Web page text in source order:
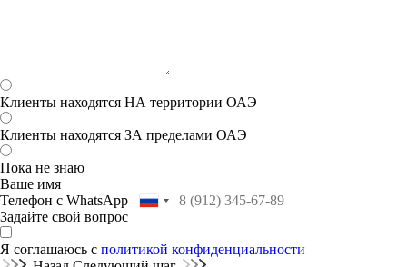
Клиенты находятся НА территории ОАЭ
Клиенты находятся ЗА пределами ОАЭ
Пока не знаю
Ваше имя
Телефон с WhatsApp
Задайте свой вопрос
Я соглашаюсь с политикой конфиденциальности